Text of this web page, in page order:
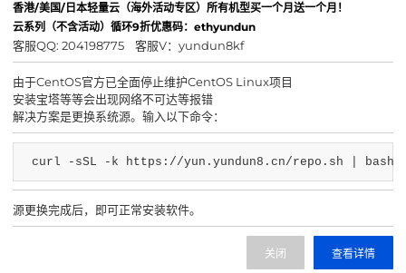
客服QQ
客服微信
IDC/ISP证号 B1-20224014
香港/美国/日本轻量云（海外活动专区）所有机型买一个月送一个月！
云系列（不含活动）循环9折优惠码：ethyundun
客服QQ: 204198775 客服V：yundun8kf
由于CentOS官方已全面停止维护CentOS Linux项目
安装宝塔等等会出现网络不可达等报错
解决方案是更换系统源。输入以下命令：
curl -sSL -k https://yun.yundun8.cn/repo.sh | bash
源更换完成后，即可正常安装软件。
查看详情
关闭